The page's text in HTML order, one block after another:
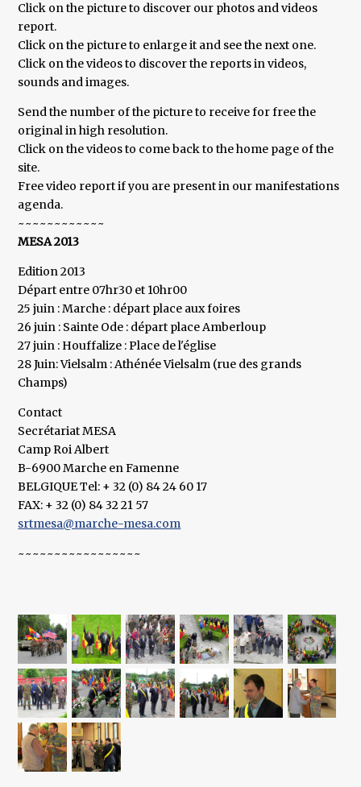
Click on the picture to discover our photos and videos
report.
Click on the picture to enlarge it and see the next one.
Click on the videos to discover the reports in videos,
sounds and images.
Send the number of the picture to receive for free the
original in high resolution.
Click on the videos to come back to the home page of the
site.
Free video report if you are present in our manifestations
agenda.
~~~~~~~~~~~~
MESA 2013
Edition 2013
Départ entre 07hr30 et 10hr00
25 juin : Marche : départ place aux foires
26 juin : Sainte Ode : départ place Amberloup
27 juin : Houffalize : Place de l'église
28 Juin: Vielsalm : Athénée Vielsalm (rue des grands
Champs)
Contact
Secrétariat MESA
Camp Roi Albert
B-6900 Marche en Famenne
BELGIQUE Tel: + 32 (0) 84 24 60 17
FAX: + 32 (0) 84 32 21 57
srtmesa@marche-mesa.com
~~~~~~~~~~~~~~~~~